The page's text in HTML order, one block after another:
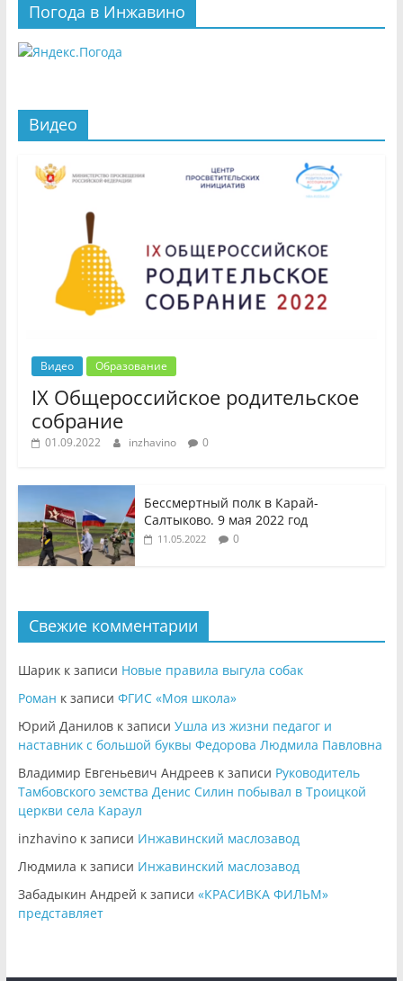
Погода в Инжавино
Видео
Видео Образование
IX Общероссийское родительское
собрание
01.09.2022 inzhavino 0
Бессмертный полк в Карай-
Салтыково. 9 мая 2022 год
11.05.2022 0
Свежие комментарии
Шарикк записи Новые правила выгула собак
Роман к записи ФГИС «Моя школа»
Юрий Даниловк записи Ушла из жизни педагог и
наставник с большой буквы Федорова Людмила Павловна
Владимир Евгеньевич Андреевк записи Руководитель
Тамбовского земства Денис Силин побывал в Троицкой
церкви села Караул
inzhavinoк записи Инжавинский маслозавод
Людмила к записи Инжавинский маслозавод
Забадыкин Андрей к записи «КРАСИВКА ФИЛЬМ»
представляет